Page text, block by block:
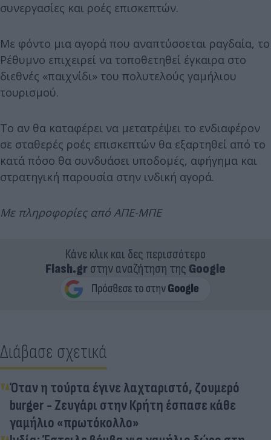
συνεργασίες και ροές επισκεπτών.
Με φόντο μια αγορά που αναπτύσσεται ραγδαία, το
Ρέθυμνο επιχειρεί να τοποθετηθεί έγκαιρα στο
διεθνές «παιχνίδι» του πολυτελούς γαμήλιου
τουρισμού.
Το αν θα καταφέρει να μετατρέψει το ενδιαφέρον
σε σταθερές ροές επισκεπτών θα εξαρτηθεί από το
κατά πόσο θα συνδυάσει υποδομές, αφήγημα και
στρατηγική παρουσία στην ινδική αγορά.
Με πληροφορίες από ΑΠΕ-ΜΠΕ
Κάνε κλικ και δες περισσότερο
Flash.grστην αναζήτηση της Google
Διάβασε σχετικά
Όταν η τούρτα έγινε λαχταριστό, ζουμερό
burger - Ζευγάρι στην Κρήτη έσπασε κάθε
γαμήλιο «πρωτόκολλο»